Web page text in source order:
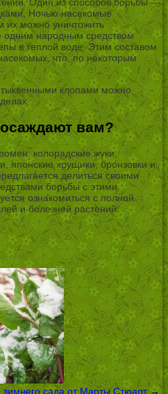
Один из способов борьбы —
Ночью насекомые
их можно уничтожить
народным средством
в теплой воде. Этим составом
что, по некоторым
клопами можно
вам?
колорадские жуки,
японские хрущики, бронзовки и
делиться своими
борьбы с этими
ознакомиться с полной
и болезней растений.
сада от Марты Стюарт→